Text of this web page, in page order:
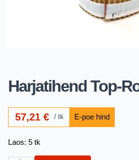
Harjatihend Top-
57,21€ tk
Laos: 5 tk